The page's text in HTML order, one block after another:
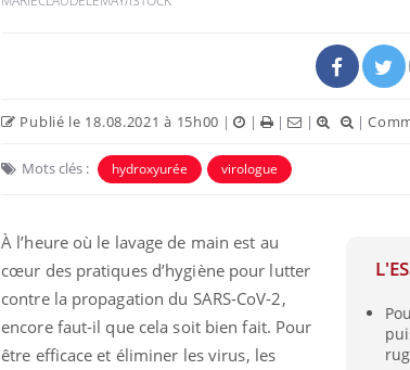
Publié le 18.08.2021 à 15h00 | | | | |
Mots clés : hydroxyurée virologue
À l’heure où le lavage de main est au
cœur des pratiques d’hygiène pour lutter
contre la propagation du SARS-CoV-2,
encore faut-il que cela soit bien fait. Pour
être efficace et éliminer les virus, les